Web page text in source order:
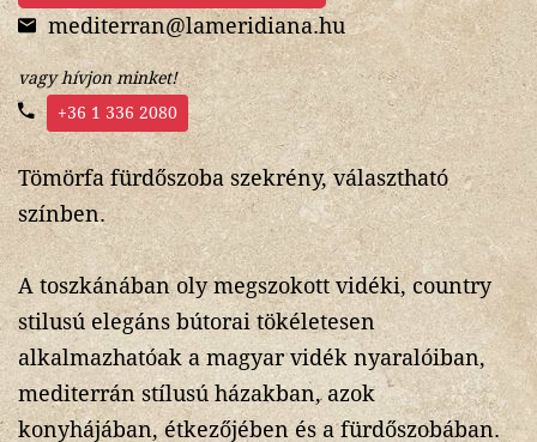
mediterran@lameridiana.hu
vagy hívjon minket!
+36 1 336 2080
Tömörfa fürdőszoba szekrény, választható
színben.
A toszkánában oly megszokott vidéki, country
stilusú elegáns bútorai tökéletesen
alkalmazhatóak a magyar vidék nyaralóiban,
mediterrán stílusú házakban, azok
konyhájában, étkezőjében és a fürdőszobában.